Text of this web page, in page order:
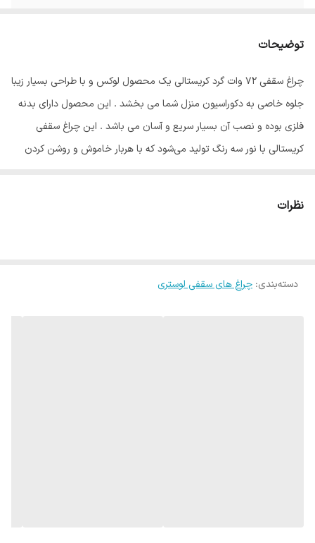
لامپ/LED
میزان نوردهی ۸۵۰۰ لومن
جنس بدنه استیل و پلاستیک
توضیحات
چراغ سقفی 72 وات گرد کریستالی یک محصول لوکس و با طراحی بسیار زیبا
جلوه خاصی به دکوراسیون منزل شما می بخشد . این محصول دارای بدنه
فلزی بوده و نصب آن بسیار سریع و آسان می باشد . این چراغ سقفی
کریستالی با نور سه رنگ تولید می‌شود که با هربار خاموش و روشن کردن
توان بالایی برای روشنایی اماکن مختلف محسوب میشود . از مزایای این
راهکاری کارآمد برای افزایش بهره‌وری سیستم‌های روشنایی است.
نظرات
دسته‌بندی: چراغ های سقفی لوستری